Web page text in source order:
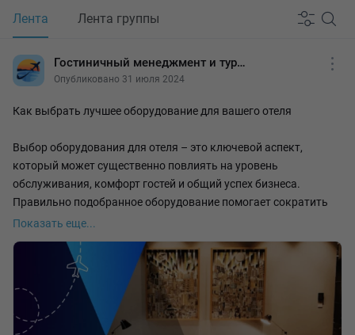
Лента Лента группы
Гостиничный менеджмент и туризм
Опубликовано 31 июля 2024
Как выбрать лучшее оборудование для вашего отеля
Выбор оборудования для отеля – это ключевой аспект,
который может существенно повлиять на уровень
обслуживания, комфорт гостей и общий успех бизнеса.
Правильно подобранное оборудование помогает сократить
операционные расходы, улучшить стандарты качества и
пребывание в вашем отеле по-настоящему уникальным и
запоминающимся.
Комплектация бывает трех видов:
• Люкс ("Новая роскошь"): Изящные мебельные коллекции,
Показать еще...